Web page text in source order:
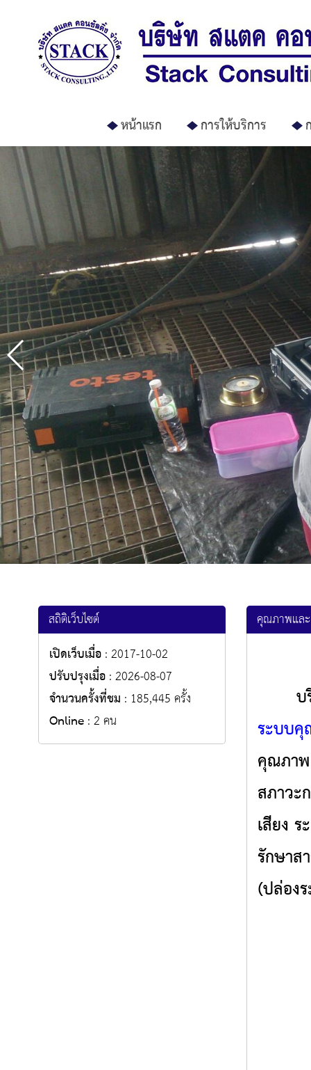
หน้าแรก การให้บริการ
สถิติเว็บไซต์
เปิดเว็บเมื่อ: 2017-10-02
ปรับปรุงเมื่อ: 2026-08-07
จำนวนครั้งที่ชม : 185,445 ครั้ง
Online: 2 คน
คุณภาพแล
บริษั
ระบบ
คุณภาพ
สภาวะ
เสียง ร
รักษาส
(ปล่อง